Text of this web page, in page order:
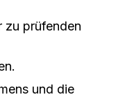
zu prüfenden
und die